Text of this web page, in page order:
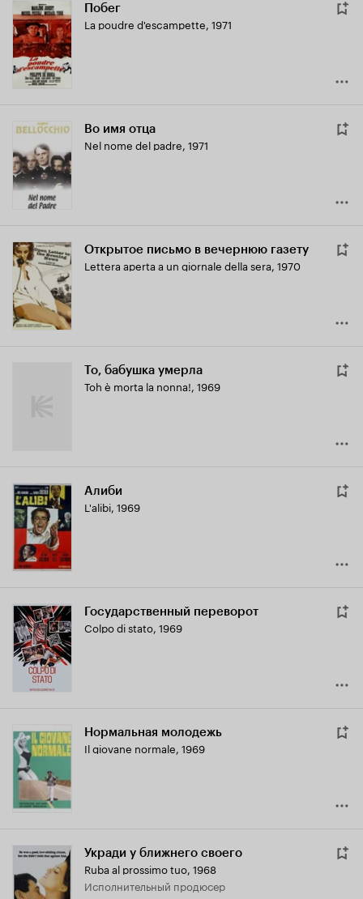
Побег
La poudre d'escampette, 1971
Во имя отца
Nel nome del padre, 1971
Открытое письмо в вечернюю газету
Lettera aperta a un giornale della sera, 1970
То, бабушка умерла
Toh è morta la nonna!, 1969
Алиби
L'alibi, 1969
Государственный переворот
Colpo di stato, 1969
Нормальная молодежь
Il giovane normale, 1969
Укради у ближнего своего
Ruba al prossimo tuo, 1968
исполнительный продюсер